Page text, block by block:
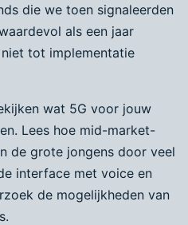
die we toen signaleerden
als een jaar
tot implementatie
wat 5G voor jouw
Lees hoe mid-market-
de grote jongens door veel
interface met voice en
de mogelijkheden van